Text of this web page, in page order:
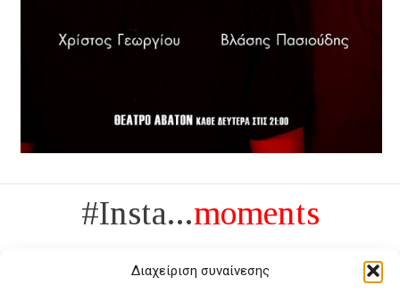
Διαχείριση συναίνεσης
#Insta...moments